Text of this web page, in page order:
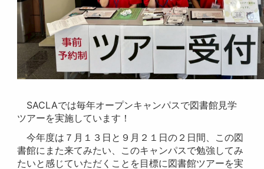
SACLAでは毎年オープンキャンパスで図書館見学
ツアーを実施しています！
今年度は７月１３日と９月２１日の２日間、この図
書館にまた来てみたい、このキャンパスで勉強してみ
たいと感じていただくことを目標に図書館ツアーを実